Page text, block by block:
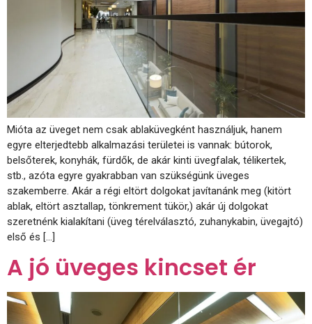
Mióta az üveget nem csak ablaküvegként használjuk, hanem
egyre elterjedtebb alkalmazási területei is vannak: bútorok,
belsőterek, konyhák, fürdők, de akár kinti üvegfalak, télikertek,
stb., azóta egyre gyakrabban van szükségünk üveges
szakemberre. Akár a régi eltört dolgokat javítanánk meg (kitört
ablak, eltört asztallap, tönkrement tükör,) akár új dolgokat
szeretnénk kialakítani (üveg térelválasztó, zuhanykabin, üvegajtó)
első és […]
A jó üveges kincset ér